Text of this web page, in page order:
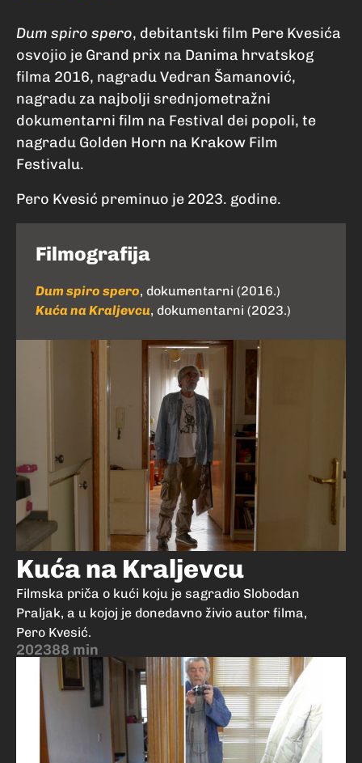
Dum spiro spero, debitantski film Pere Kvesića
osvojio je Grand prix na Danima hrvatskog
filma 2016, nagradu Vedran Šamanović,
nagradu za najbolji srednjometražni
dokumentarni film na Festival dei popoli, te
nagradu Golden Horn na Krakow Film
Festivalu.
Pero Kvesić preminuo je 2023. godine.
Filmografija
Dum spiro spero, dokumentarni (2016.)
Kuća na Kraljevcu, dokumentarni (2023.)
Kuća na Kraljevcu
Filmska priča o kući koju je sagradio Slobodan
Praljak, a u kojoj je donedavno živio autor filma,
Pero Kvesić.
202388 min